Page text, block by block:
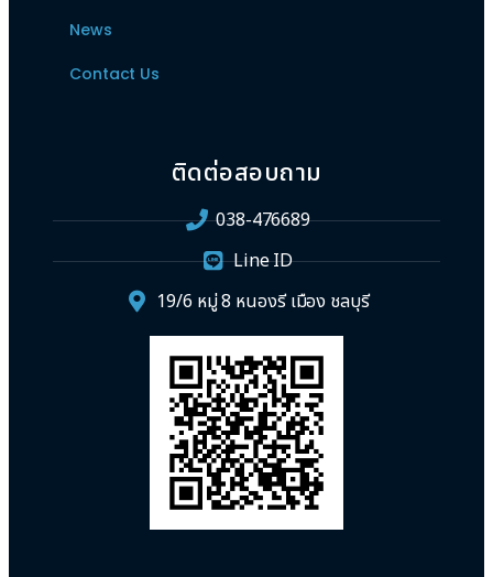
News
Contact Us
ติดต่อสอบถาม
038-476689
Line ID
19/6 หมู่ 8 หนองรี เมือง ชลบุรี